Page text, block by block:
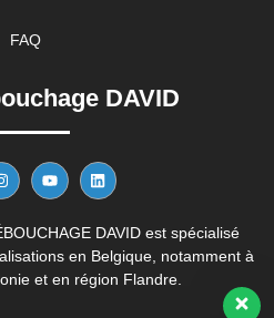
FAQ
DAVID
DAVID est spécialisé
en Belgique, notamment à
et en région Flandre.